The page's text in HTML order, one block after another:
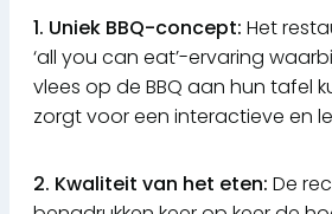
1. Uniek BBQ-concept: Het
‘all you can eat’-ervaring
vlees op de BBQ aan hun tafel
zorgt voor een interactieve en
2. Kwaliteit van het eten: De